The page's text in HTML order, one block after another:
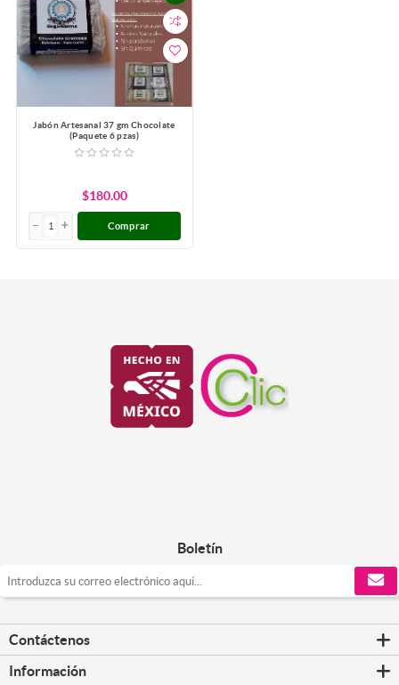
Jabón Artesanal 37 gm Chocolate
(Paquete 6 pzas)
$180.00
Comprar
Boletín
Contáctenos
Información